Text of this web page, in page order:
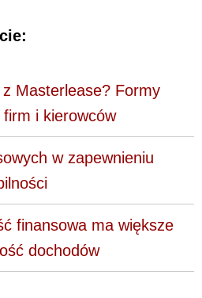
Masterlease? Formy
i kierowców
w zapewnieniu
finansowa ma większe
dochodów